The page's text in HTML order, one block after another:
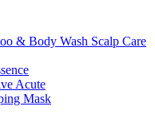
& Body Wash Scalp Care
Acute
Mask